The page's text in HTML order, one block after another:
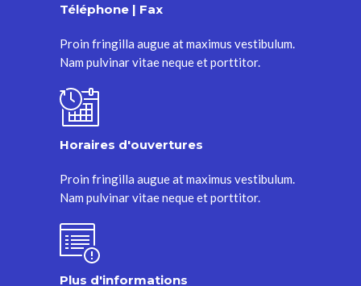
Téléphone | Fax
Proin fringilla augue at maximus vestibulum.
Nam pulvinar vitae neque et porttitor.
Horaires d'ouvertures
Proin fringilla augue at maximus vestibulum.
Nam pulvinar vitae neque et porttitor.
Plus d'informations